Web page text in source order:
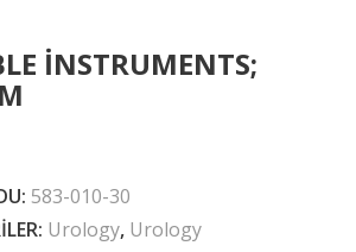
INSTRUMENTS;
583-010-30
Urology, Urology